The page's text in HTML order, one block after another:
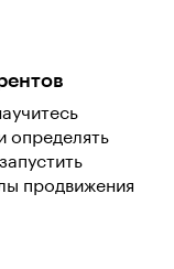
определять
продвижения